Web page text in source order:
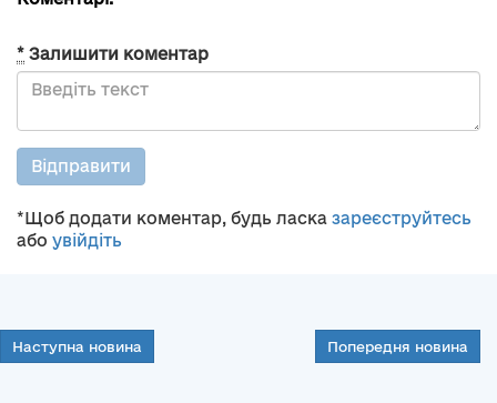
* Залишити коментар
Відправити
*Щоб додати коментар, будь ласка зареєструйтесь
або увійдіть
Наступна новина Попередня новина